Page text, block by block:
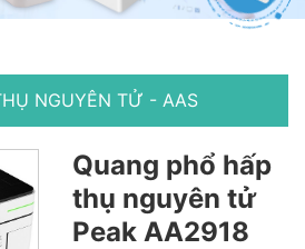
NGUYÊN TỬ - AAS
Quang phổ hấp
thụ nguyên tử
Peak AA2918